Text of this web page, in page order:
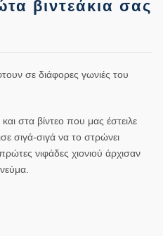
βιντεάκια σας
σε διάφορες γωνιές του
στα βίντεο που μας έστειλε
σιγά-σιγά να το στρώνει
νιφάδες χιονιού άρχισαν